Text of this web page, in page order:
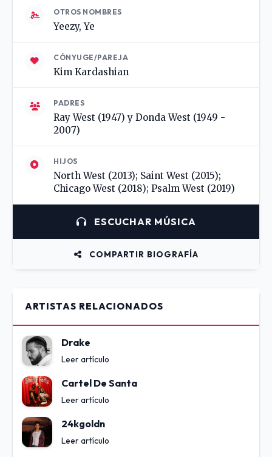
OTROS NOMBRES
Yeezy, Ye
CÓNYUGE/PAREJA
Kim Kardashian
PADRES
Ray West (1947) y Donda West (1949 -
2007)
HIJOS
North West (2013); Saint West (2015);
Chicago West (2018); Psalm West (2019)
ESCUCHAR MÚSICA
COMPARTIR BIOGRAFÍA
ARTISTAS RELACIONADOS
Drake
Leer artículo
Cartel De Santa
Leer artículo
24kgoldn
Leer artículo